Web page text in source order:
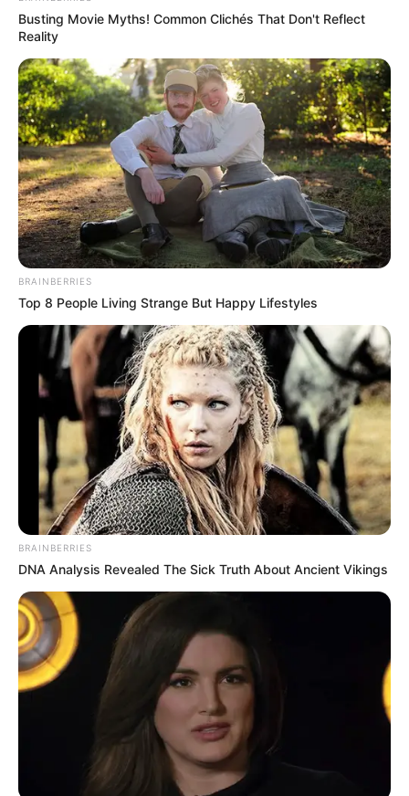
(foto: domesticimperfection)
3. Model melayang ini juga bisa jadi alternatif, bisa
dipasang di berbagai tempat di rumah agar mudah
dijangkau
(foto: janiphotography)
Busting Movie Myths! Common Clichés That Don't Reflect
Reality
BRAINBERRIES
Top 8 People Living Strange But Happy Lifestyles
BRAINBERRIES
DNA Analysis Revealed The Sick Truth About Ancient Vikings